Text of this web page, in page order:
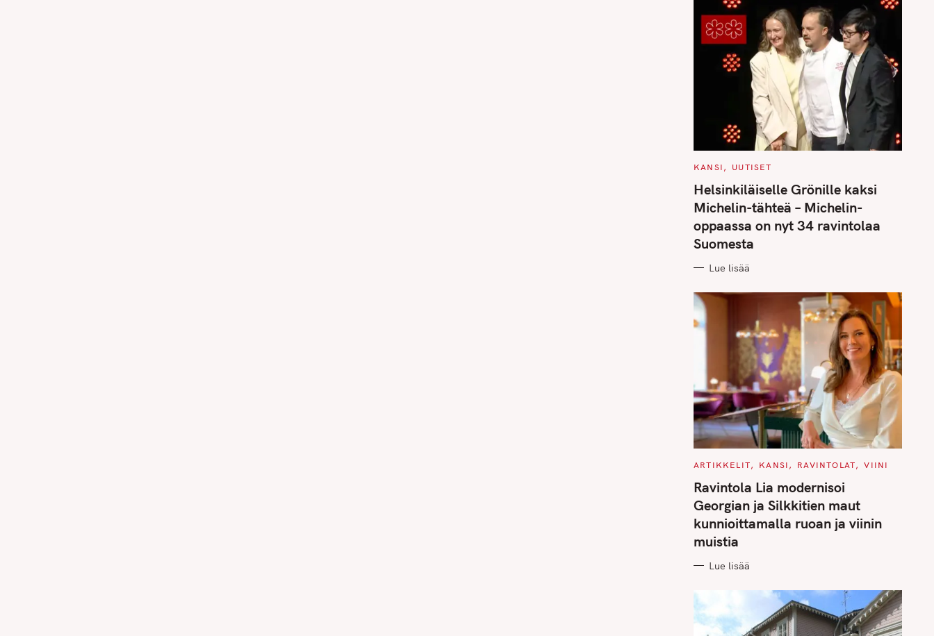
C
T
E
G
O
I
E
S
KANSI UUTISET
Helsinkiläiselle Grönille kaksi
Michelin-tähteä – Michelin-
oppaassa on nyt 34 ravintolaa
Suomesta
Lue lisää
C
T
E
G
O
R
I
S
ARTIKKELIT KANSI RAVINTOLAT VIINI
Ravintola Lia modernisoi
Georgian ja Silkkitien maut
kunnioittamalla ruoan ja viinin
muistia
Lue lisää